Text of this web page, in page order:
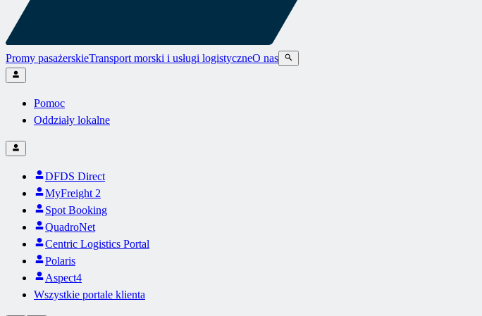
Promy pasażerskieTransport morski i usługi logistyczneO nas
Pomoc
Oddziały lokalne
DFDS Direct
MyFreight 2
Spot Booking
QuadroNet
Centric Logistics Portal
Polaris
Aspect4
Wszystkie portale klienta